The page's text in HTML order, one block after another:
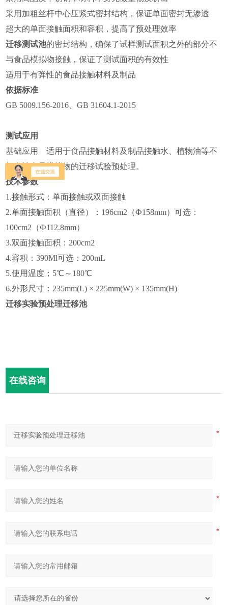
采用加粗丝杆中心压紧式密封结构，保证单面密封无渗透
超大的单面接触面积和容积，提高了预处理效率
迁移测试池的密封结构，确保了试样测试面积之外的部分不
与食品模拟物接触，保证了测试面积的有效性
适用于有弹性的食品接触材料及制品
依据标准
GB 5009.156-2016、GB 31604.1-2015
测试应用
基础应用 适用于食品接触材料及制品接触水、植物油等不
挥发性食品模拟物的迁移试验预处理。
技术参数
1.接触形式：单面接触或双面接触
2.单面接触面积（直径）：196cm2（Ф158mm）可选：
100cm2（Ф112.8mm）
3.双面接触面积：200cm2
4.容积：390Ml可选：200mL
5.使用温度；5℃～180℃
6.外形尺寸：235mm(L) × 225mm(W) × 135mm(H)
迁移实验预处理迁移池
在线咨询